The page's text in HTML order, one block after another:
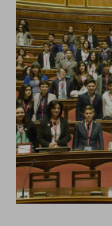
conto del fatto
condizionare
funzionamento.
selezione
stata selezionata
equivarrà a
possibile
Cookie
Cookie di analisi